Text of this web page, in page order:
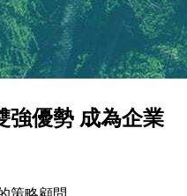
強優勢 成為企業